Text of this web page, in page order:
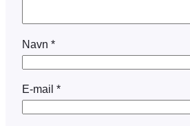
Navn *
E-mail *